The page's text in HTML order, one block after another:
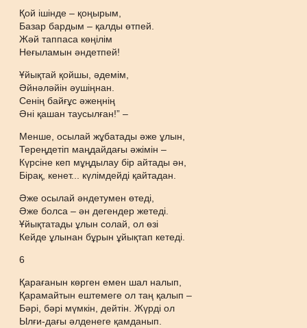
Қой ішінде – қоңырым,
Базар бардым – қалды өтпей.
Жәй таппаса көңілім
Неғыламын әндетпей!
Ұйықтай қойшы, әдемім,
Әйнәләйін әушіңнан.
Сенің байғұс әжеңнің
Әні қашан таусылған!” –
Менше, осылай жұбатады әже ұлын,
Тереңдетіп маңдайдағы әжімін –
Күрсіне кеп мұңдылау бір айтады ән,
Бірақ, кенет... күлімдейді қайтадан.
Әже осылай әндетумен өтеді,
Әже болса – ән дегендер жетеді.
Ұйықтатады ұлын солай, ол өзі
Кейде ұлынан бұрын ұйықтап кетеді.
6
Қарағанын көрген емен шал налып,
Қарамайтын ештемеге ол таң қалып –
Бәрі, бәрі мүмкін, дейтін. Жүрді ол
Ылғи-дағы әлденеге қамданып.